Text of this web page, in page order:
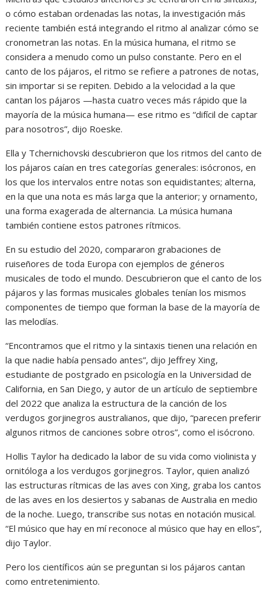
o cómo estaban ordenadas las notas, la investigación más
reciente también está integrando el ritmo al analizar cómo se
cronometran las notas. En la música humana, el ritmo se
considera a menudo como un pulso constante. Pero en el
canto de los pájaros, el ritmo se refiere a patrones de notas,
sin importar si se repiten. Debido a la velocidad a la que
cantan los pájaros —hasta cuatro veces más rápido que la
mayoría de la música humana— ese ritmo es “difícil de captar
para nosotros”, dijo Roeske.
Ella y Tchernichovski descubrieron que los ritmos del canto de
los pájaros caían en tres categorías generales: isócronos, en
los que los intervalos entre notas son equidistantes; alterna,
en la que una nota es más larga que la anterior; y ornamento,
una forma exagerada de alternancia. La música humana
también contiene estos patrones rítmicos.
En su estudio del 2020, compararon grabaciones de
ruiseñores de toda Europa con ejemplos de géneros
musicales de todo el mundo. Descubrieron que el canto de los
pájaros y las formas musicales globales tenían los mismos
componentes de tiempo que forman la base de la mayoría de
las melodías.
“Encontramos que el ritmo y la sintaxis tienen una relación en
la que nadie había pensado antes”, dijo Jeffrey Xing,
estudiante de postgrado en psicología en la Universidad de
California, en San Diego, y autor de un artículo de septiembre
del 2022 que analiza la estructura de la canción de los
verdugos gorjinegros australianos, que dijo, “parecen preferir
algunos ritmos de canciones sobre otros”, como el isócrono.
Hollis Taylor ha dedicado la labor de su vida como violinista y
ornitóloga a los verdugos gorjinegros. Taylor, quien analizó
las estructuras rítmicas de las aves con Xing, graba los cantos
de las aves en los desiertos y sabanas de Australia en medio
de la noche. Luego, transcribe sus notas en notación musical.
“El músico que hay en mí reconoce al músico que hay en ellos”,
dijo Taylor.
Pero los científicos aún se preguntan si los pájaros cantan
como entretenimiento.